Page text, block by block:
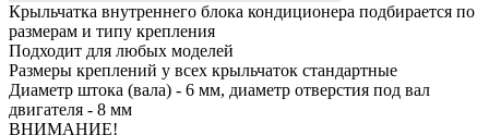
Крыльчатка внутреннего блока кондиционера подбирается по
размерам и типу крепления
Подходит для любых моделей
Размеры креплений у всех крыльчаток стандартные
Диаметр штока (вала) - 6 мм, диаметр отверстия под вал
двигателя - 8 мм
ВНИМАНИЕ!